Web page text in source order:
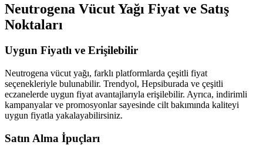
Neutrogena Vücut Yağı Fiyat ve Satış
Noktaları
Uygun Fiyatlı ve Erişilebilir
Neutrogena vücut yağı, farklı platformlarda çeşitli fiyat
seçenekleriyle bulunabilir. Trendyol, Hepsiburada ve çeşitli
eczanelerde uygun fiyat avantajlarıyla erişilebilir. Ayrıca, indirimli
kampanyalar ve promosyonlar sayesinde cilt bakımında kaliteyi
uygun fiyatla yakalayabilirsiniz.
Satın Alma İpuçları